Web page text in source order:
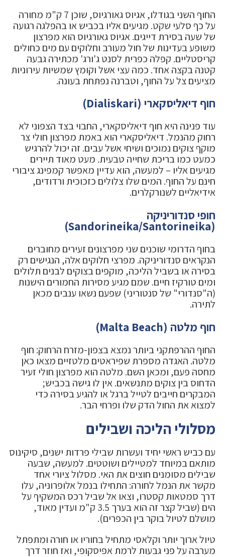
החוף השני בגודלו, אגיוס גאורגיוס, שוכן 7 ק"מ מחורה
על כף סלעי שקט. מגיעים אליו בכביש או בהפלגה רגועה
של שעה בסירת דייגים. אגיוס גאורגיוס הוא מפרצון
משופע בעדינות של חול מעורב וחלוקים עם מים כחולים
קריסטליים. קפלה כפרית לסנט ג'ורג' מכתירה גבעה
קטנה בקצה אחד. כמה עצי אשל וקומץ שמשיות עירוניות
מציעים צל על החוף, וטברנה נפתחת בעונה.
חוף דיאליסקארי (Dialiskari)
עוד פנינה היא חוף דיאליסקארי, החבוי בצד הצפוני לא
רחוק מהנמל. דיאליסקארי הוא באמת מפרצון חולי צר
מוקף צוקים נמוכים ושיחי אשל עבים. זה יכול להרגיש
כמעט כמו בריכת שחייה טבעית. מעט מאוד תיירים
מגיעים אליו – למעשה, הוא עדיין מאפשר קמפינג ציבורי
חינם על החוף. המים שלו צלולים כזכוכית ורדודים,
אידיאליים לשנורקלרים.
חופי סנדוריניקה
(Sandorineika/Santorineika)
בחוף הדרומי שוכנים שני מפרצונים זעירים מחוברים
הנקראים סנדוריניקה. מפרצי חלוקים אלה, הנגישים רק
בסירה או בשביל הליכה, מוקפים בצוקים לבנים תלולים
ומים טורקיז חיים. שמם מגיע מסירות החמורים הישנות
(ה"סנדורי" של סנטוריני) שפעם נשאו ענבים מכאן
לתירה.
חוף מלטה (Malta Beach)
החוף ההרפתקני ביותר נמצא בצפון-מזרח הרחוק: חוף
מלטה. האגדה מספרת שפיראטים מלטזיים מצאו כאן
מחסה פעם, ומכאן השם. מלטה הוא מפרצון חולי זעיר
הדחוס בין צוקים מתנשאים. אין לו גישה בכביש;
המבקרים חייבים לטייל ברגל או להגיע בסירה כדי
למצוא את החול הדק שלו ופרחי הבר.
מסלולי הליכה ושבילים
עם כביש ראשי יחיד ועשרות שבילי פרדות ישנים, סיקינוס
מותאם במיוחד למטיילים ושוטטים. למעשה, שבעה
שבילים מסומנים חוצים את האי. מסלול ציורי אחד
מקשר את הנמל לחורה: התחילו בנמל אלופרוניה, עלו
דרך סמטאות קסטרו, וצאו אל שביל רכס המשקיף על
הים (שביל קצר זה הוא בערך 3.5 ק"מ ועדין מאוד,
מושלם לטיול בוקר בין הכפרים).
טיול ארוך יותר וקלאסי מתחיל בחוריו או חורה ומתפתל
מערבה על פני גבעות לרמת אפיסקופי, ואז חוזר דרך